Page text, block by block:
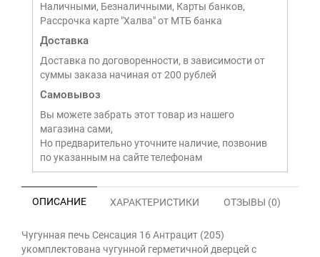
Наличными, Безналичными, Карты банков,
Рассрочка карте "Халва" от МТБ банка
Доставка
Доставка по договоренности, в зависимости от
суммы заказа начиная от 200 рублей
Самовывоз
Вы можете забрать этот товар из нашего
магазина сами,
Но предварительно уточните наличие, позвонив
по указанным на сайте телефонам
ОПИСАНИЕ ХАРАКТЕРИСТИКИ ОТЗЫВЫ (0)
Чугунная печь Сенсация 16 Антрацит (205)
укомплектована чугунной герметичной дверцей с